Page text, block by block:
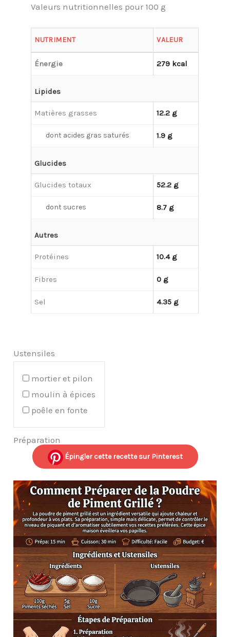
Valeurs nutritionnelles pour 100 g
NUTRIMENT VALEUR
Énergie 279 kcal
Lipides
Matières grasses 12.2 g
dont acides gras saturés 1.9 g
Glucides
Glucides totaux 52.2 g
dont sucres 8.7 g
Autres
Protéines 10.4 g
Fibres 0 g
Sel 4.35 g
Ustensiles
mortier et pilon
moulin à épices
poêle en fonte
Préparation
Épingler cette recette sur Pinterest